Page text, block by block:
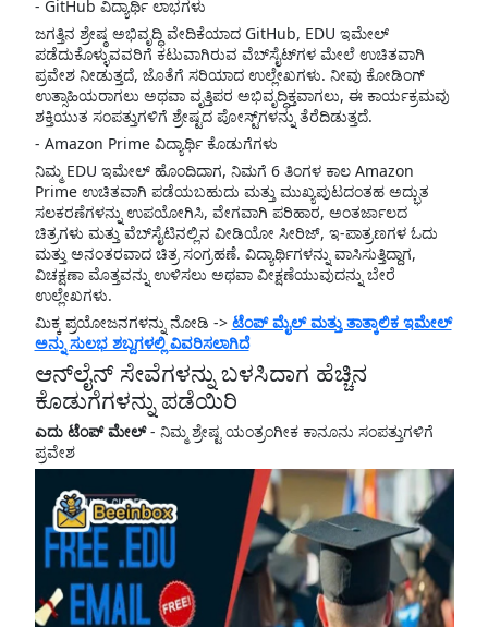
- GitHub ವಿದ್ಯಾರ್ಥಿ ಲಾಭಗಳು
ಜಗತ್ತಿನ ಶ್ರೇಷ್ಠ ಅಭಿವೃದ್ಧಿ ವೇದಿಕೆಯಾದ GitHub, EDU ಇಮೇಲ್
ಪಡೆದುಕೊಳ್ಳುವವರಿಗೆ ಕಟುವಾಗಿರುವ ವೆಬ್‌ಸೈಟ್‌ಗಳ ಮೇಲೆ ಉಚಿತವಾಗಿ
ಪ್ರವೇಶ ನೀಡುತ್ತದೆ, ಜೊತೆಗೆ ಸರಿಯಾದ ಉಲ್ಲೇಖಗಳು. ನೀವು ಕೋಡಿಂಗ್
ಉತ್ಸಾಹಿಯರಾಗಲು ಅಥವಾ ವೃತ್ತಿಪರ ಅಭಿವೃದ್ಧಿಕ್ತವಾಗಲು, ಈ ಕಾರ್ಯಕ್ರಮವು
ಶಕ್ತಿಯುತ ಸಂಪತ್ತುಗಳಿಗೆ ಶ್ರೇಷ್ಟದ ಪೋಸ್ಟ್‌ಗಳನ್ನು ತೆರೆದಿಡುತ್ತದೆ.
- Amazon Prime ವಿದ್ಯಾರ್ಥಿ ಕೊಡುಗೆಗಳು
ನಿಮ್ಮ EDU ಇಮೇಲ್ ಹೊಂದಿದಾಗ, ನಿಮಗೆ 6 ತಿಂಗಳ ಕಾಲ Amazon
Prime ಉಚಿತವಾಗಿ ಪಡೆಯಬಹುದು ಮತ್ತು ಮುಖ್ಯಪುಟದಂತಹ ಅದ್ಭುತ
ಸಲಕರಣೆಗಳನ್ನು ಉಪಯೋಗಿಸಿ, ವೇಗವಾಗಿ ಪರಿಹಾರ, ಅಂತರ್ಜಾಲದ
ಚಿತ್ರಗಳು ಮತ್ತು ವೆಬ್‌ಸೈಟಿನಲ್ಲಿನ ವೀಡಿಯೋ ಸೀರಿಜ್, ಇ-ಪಾತ್ರಣಗಳ ಓದು
ಮತ್ತು ಅನಂತರವಾದ ಚಿತ್ರ ಸಂಗ್ರಹಣೆ. ವಿದ್ಯಾರ್ಥಿಗಳನ್ನು ವಾಸಿಸುತ್ತಿದ್ದಾಗ,
ವಿಚಕ್ಷಣಾ ಮೊತ್ತವನ್ನು ಉಳಿಸಲು ಅಥವಾ ವೀಕ್ಷಣೆಯುವುದನ್ನು ಬೇರೆ
ಉಲ್ಲೇಖಗಳು.
ಮಿಕ್ಕ ಪ್ರಯೋಜನಗಳನ್ನು ನೋಡಿ -> ಟೆಂಪ್ ಮೈಲ್ ಮತ್ತು ತಾತ್ಕಾಲಿಕ ಇಮೇಲ್
ಅನ್ನು ಸುಲಭ ಶಬ್ದಗಳಲ್ಲಿ ವಿವರಿಸಲಾಗಿದೆ
ಆನ್‌ಲೈನ್ ಸೇವೆಗಳನ್ನು ಬಳಸಿದಾಗ ಹೆಚ್ಚಿನ
ಕೊಡುಗೆಗಳನ್ನು ಪಡೆಯಿರಿ
ಎದು ಟೆಂಪ್ ಮೇಲ್- ನಿಮ್ಮ ಶ್ರೇಷ್ಟ ಯಂತ್ರಂಗೀಕ ಕಾನೂನು ಸಂಪತ್ತುಗಳಿಗೆ
ಪ್ರವೇಶ